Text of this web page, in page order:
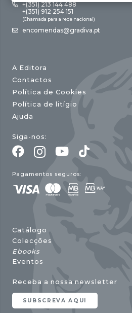
+(351) 213 144 488
+(351) 912 254 151
(Chamada para a rede nacional)
encomendas@gradiva.pt
A Editora
Contactos
Política de Cookies
Política de litígio
Ajuda
Siga-nos:
Pagamentos seguros:
Catálogo
Colecções
Ebooks
Eventos
Receba a nossa newsletter
SUBSCREVA AQUI